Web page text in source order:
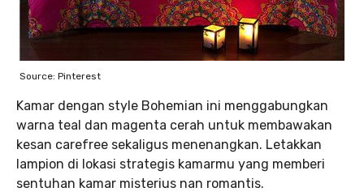
Source: Pinterest
Kamar dengan style Bohemian ini menggabungkan
warna teal dan magenta cerah untuk membawakan
kesan carefree sekaligus menenangkan. Letakkan
lampion di lokasi strategis kamarmu yang memberi
sentuhan kamar misterius nan romantis.